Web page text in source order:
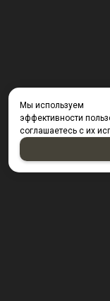
Мы используем
эффективности
соглашаетесь с их